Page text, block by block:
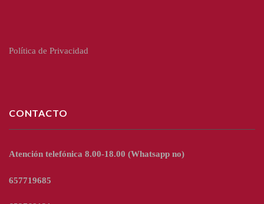
Política de Privacidad
CONTACTO
Atención telefónica 8.00-18.00 (Whatsapp no)
657719685